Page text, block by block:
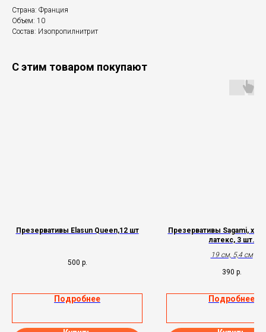
Страна: Франция
Объем: 10
Состав: Изопропилнитрит
С этим товаром покупают
Презервативы Elasun Queen,12 шт
500 р.
Подробнее
Презервативы Sagami,
латекс, 3 шт.
19 см, 5,4 см
390 р.
Подробнее